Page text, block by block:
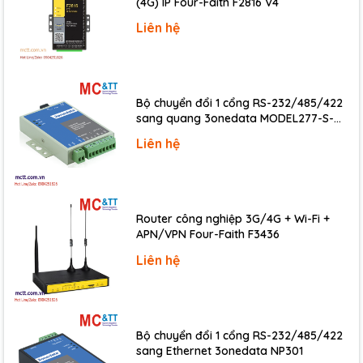
COM Ports
Baud Rate
115200 bps Max.
Ethernet
Ports
Power
Input Range
Redundant Power Inputs
Consumption
Mechanical
Liên hệ
Bộ chuyển đổi 1 cổng RS-232/485/422
sang quang 3onedata MODEL277-S-
20KM)
Liên hệ
Router công nghiệp 3G/4G + Wi-Fi +
APN/VPN Four-Faith F3436
Liên hệ
Bộ chuyển đổi 1 cổng RS-232/485/422
sang Ethernet 3onedata NP301